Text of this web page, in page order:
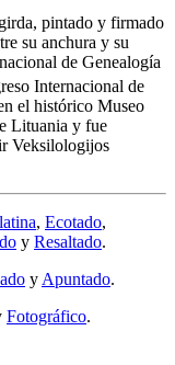
pintado y firmado
su anchura y su
de Genealogía
Internacional de
el histórico Museo
Lituania y fue
Veksilologijos
, Ecotado,
y Resaltado.
yApuntado.
Fotográfico.